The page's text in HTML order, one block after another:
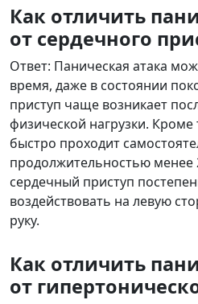
Как отличить
от сердечного
Ответ: Паническая атака
время, даже в состоянии
приступ чаще возникает
физической нагрузки. Кроме
быстро проходит
продолжительностью менее
сердечный приступ
воздействовать на левую
руку.
Как отличить
от